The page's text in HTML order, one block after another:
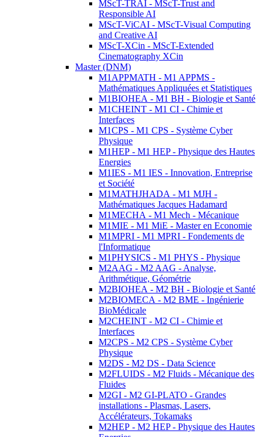
MScT-TRAI - MScT-Trust and
Responsible AI
MScT-ViCAI - MScT-Visual Computing
and Creative AI
MScT-XCin - MScT-Extended
Cinematography XCin
Master (DNM)
M1APPMATH - M1 APPMS -
Mathématiques Appliquées et Statistiques
M1BIOHEA - M1 BH - Biologie et Santé
M1CHEINT - M1 CI - Chimie et
Interfaces
M1CPS - M1 CPS - Système Cyber
Physique
M1HEP - M1 HEP - Physique des Hautes
Energies
M1IES - M1 IES - Innovation, Entreprise
et Société
M1MATHJHADA - M1 MJH -
Mathématiques Jacques Hadamard
M1MECHA - M1 Mech - Mécanique
M1MIE - M1 MiE - Master en Economie
M1MPRI - M1 MPRI - Fondements de
l'Informatique
M1PHYSICS - M1 PHYS - Physique
M2AAG - M2 AAG - Analyse,
Arithmétique, Géométrie
M2BIOHEA - M2 BH - Biologie et Santé
M2BIOMECA - M2 BME - Ingénierie
BioMédicale
M2CHEINT - M2 CI - Chimie et
Interfaces
M2CPS - M2 CPS - Système Cyber
Physique
M2DS - M2 DS - Data Science
M2FLUIDS - M2 Fluids - Mécanique des
Fluides
M2GI - M2 GI-PLATO - Grandes
installations - Plasmas, Lasers,
Accélérateurs, Tokamaks
M2HEP - M2 HEP - Physique des Hautes